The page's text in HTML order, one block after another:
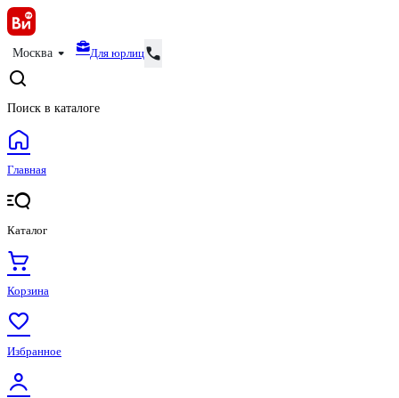
Москва Для юрлиц
Поиск в каталоге
Главная
Каталог
Корзина
Избранное